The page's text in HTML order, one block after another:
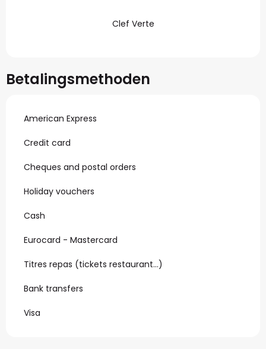
Clef Verte
Betalingsmethoden
American Express
Credit card
Cheques and postal orders
Holiday vouchers
Cash
Eurocard - Mastercard
Titres repas (tickets restaurant…)
Bank transfers
Visa